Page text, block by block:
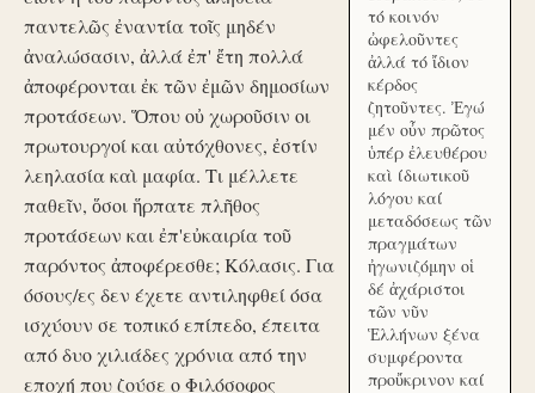
παντελῶς ἐναντία τοῖς μηδέν
ἀναλώσασιν, ἀλλά ἐπ' ἔτη πολλά
ἀποφέρονται ἐκ τῶν ἐμῶν δημοσίων
προτάσεων. Ὅπου οὐ χωροῦσιν οι
πρωτουργοί και αὐτόχθονες, ἐστίν
λεηλασία καὶ μαφία. Τι μέλλετε
παθεῖν, ὅσοι ἥρπατε πλῆθος
προτάσεων και ἐπ'εὐκαιρία τοῦ
παρόντος ἀποφέρεσθε; Κόλασις. Για
όσους/ες δεν έχετε αντιληφθεί όσα
ισχύουν σε τοπικό επίπεδο, έπειτα
από δυο χιλιάδες χρόνια από την
εποχή που ζούσε ο Φιλόσοφος
τό κοινόν
ὠφελοῦντες
ἀλλά τό ἴδιον
κέρδος
ζητοῦντες. Ἐγώ
μέν οὖν πρῶτος
ὑπέρ ἐλευθέρου
καὶ ίδιωτικοῦ
λόγου καί
μεταδόσεως τῶν
πραγμάτων
ἠγωνιζόμην οἱ
δέ ἀχάριστοι
τῶν νῦν
Ἑλλήνων ξένα
συμφέροντα
προὔκρινον καί